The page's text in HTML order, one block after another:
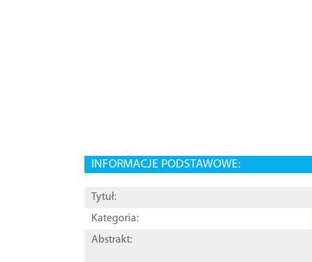
INFORMACJE PODSTAWOWE:
Tytuł:
Kategoria:
Abstrakt: